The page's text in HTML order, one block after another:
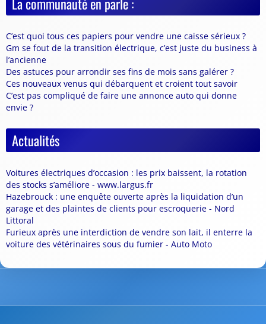
C’est quoi tous ces papiers pour vendre une caisse sérieux ?
Gm se fout de la transition électrique, c’est juste du business à
l’ancienne
Des astuces pour arrondir ses fins de mois sans galérer ?
Ces nouveaux venus qui débarquent et croient tout savoir
C’est pas compliqué de faire une annonce auto qui donne
envie ?
Actualités
Voitures électriques d’occasion : les prix baissent, la rotation
des stocks s’améliore - www.largus.fr
Hazebrouck : une enquête ouverte après la liquidation d’un
garage et des plaintes de clients pour escroquerie - Nord
Littoral
Furieux après une interdiction de vendre son lait, il enterre la
voiture des vétérinaires sous du fumier - Auto Moto